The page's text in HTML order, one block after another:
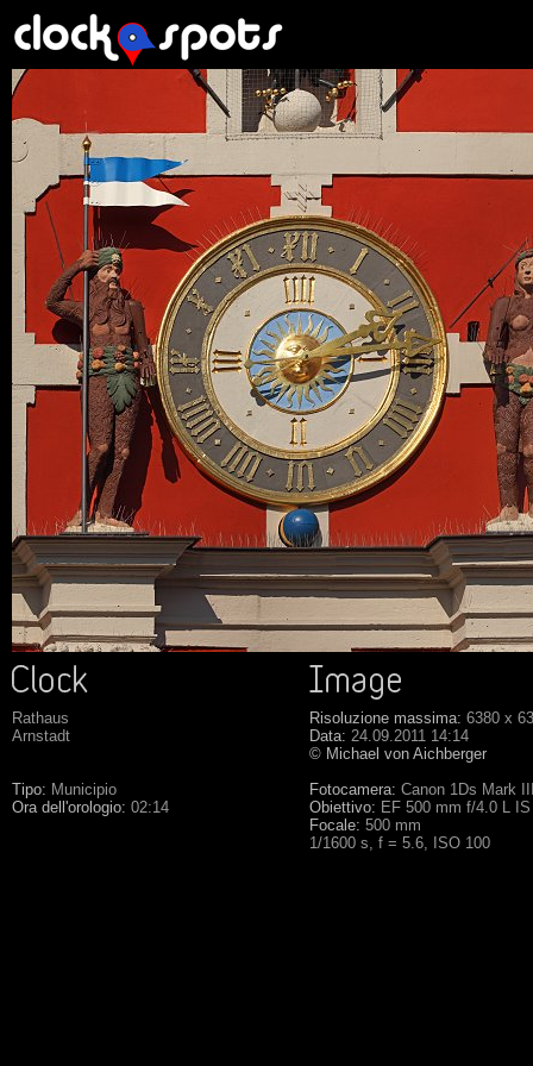
Rathaus
Arnstadt
Tipo: Municipio
Ora dell'orologio: 02:14
Risoluzione massima: 6380 x
Data: 24.09.2011 14:14
© Michael von Aichberger
Fotocamera: Canon 1Ds Mark
Obiettivo: EF 500 mm f/4.0 L
Focale: 500 mm
1/1600 s, f = 5.6, ISO 100